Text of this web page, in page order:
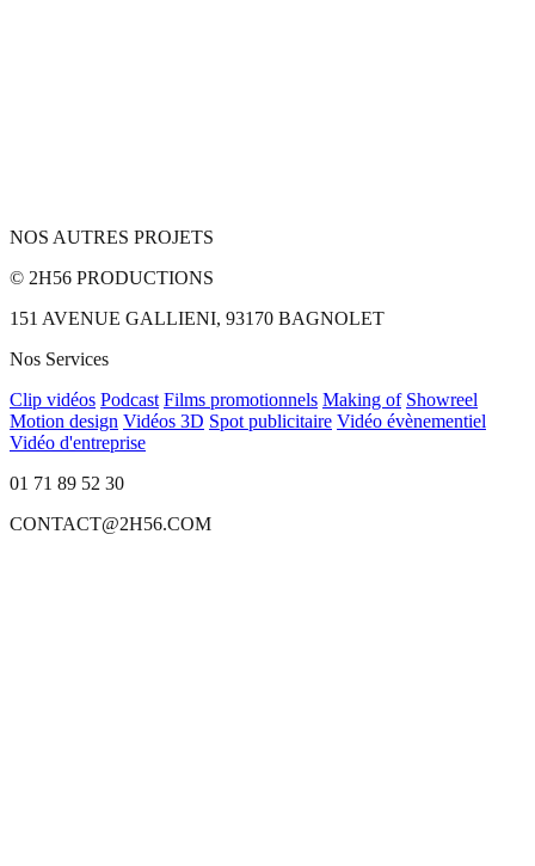
NOS AUTRES PROJETS
© 2H56 PRODUCTIONS
151 AVENUE GALLIENI, 93170 BAGNOLET
Nos Services
Clip vidéos Podcast Films promotionnels Making of Showreel
Motion design Vidéos 3D Spot publicitaire Vidéo évènementiel
Vidéo d'entreprise
01 71 89 52 30
CONTACT@2H56.COM